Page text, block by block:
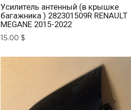
Усилитель антенный (в крышке
багажника ) 282301509R RENAULT
MEGANE 2015-2022
15.00 $